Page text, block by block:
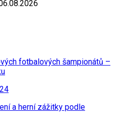
fotbalových šampionátů –
a herní zážitky podle